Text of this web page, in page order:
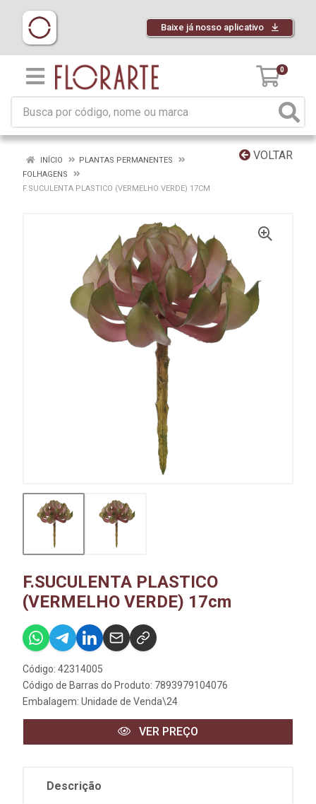
Baixe já nosso aplicativo
0
VOLTAR
INÍCIO
PLANTAS PERMANENTES
FOLHAGENS
F.SUCULENTA PLASTICO (VERMELHO VERDE) 17CM
F.SUCULENTA PLASTICO
(VERMELHO VERDE) 17cm
Código: 42314005
Código de Barras do Produto: 7893979104076
Embalagem: Unidade de Venda\24
VER PREÇO
Descrição